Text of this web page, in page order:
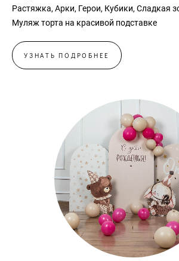
Растяжка, Арки, Герои, Кубики, Сладкая
Муляж торта на красивой подставке
УЗНАТЬ ПОДРОБНЕЕ